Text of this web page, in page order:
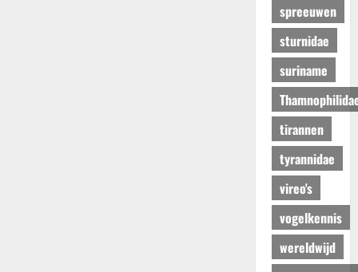
spreeuwen
sturnidae
suriname
tirannen
tyrannidae
vireo's
vogelkennis
wereldwijd